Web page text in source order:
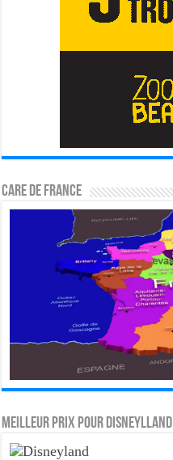
CARE DE FRANCE
MEILLEUR PRIX POUR DISNEYLLAND